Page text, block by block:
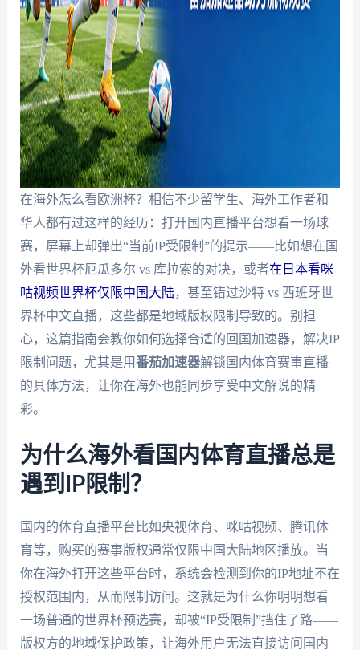
在海外怎么看欧洲杯？相信不少留学生、海外工作者和
华人都有过这样的经历：打开国内直播平台想看一场球
赛，屏幕上却弹出“当前IP受限制”的提示——比如想在国
外看世界杯厄瓜多尔 vs 库拉索的对决，或者在日本看咪
咕视频世界杯仅限中国大陆，甚至错过沙特 vs 西班牙世
界杯中文直播，这些都是地域版权限制导致的。别担
心，这篇指南会教你如何选择合适的回国加速器，解决IP
限制问题，尤其是用番茄加速器解锁国内体育赛事直播
的具体方法，让你在海外也能同步享受中文解说的精
彩。
为什么海外看国内体育直播总是
遇到IP限制？
国内的体育直播平台比如央视体育、咪咕视频、腾讯体
育等，购买的赛事版权通常仅限中国大陆地区播放。当
你在海外打开这些平台时，系统会检测到你的IP地址不在
授权范围内，从而限制访问。这就是为什么你明明想看
一场普通的世界杯预选赛，却被“IP受限制”挡住了路——
版权方的地域保护政策，让海外用户无法直接访问国内